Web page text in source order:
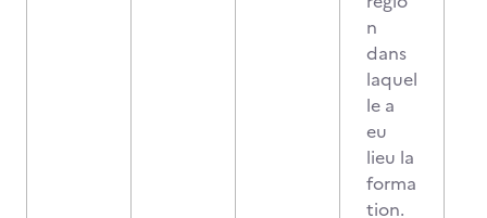
n
dans
laquel
le a
eu
lieu la
forma
tion.